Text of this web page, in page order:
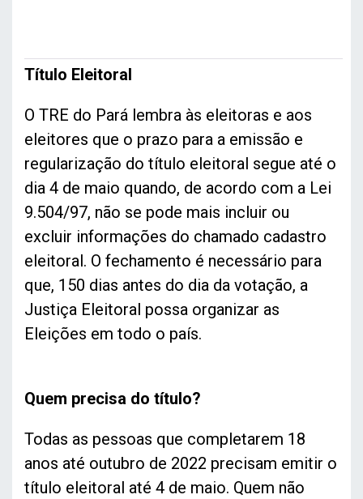
Título Eleitoral
O TRE do Pará lembra às eleitoras e aos
eleitores que o prazo para a emissão e
regularização do título eleitoral segue até o
dia 4 de maio quando, de acordo com a Lei
9.504/97, não se pode mais incluir ou
excluir informações do chamado cadastro
eleitoral. O fechamento é necessário para
que, 150 dias antes do dia da votação, a
Justiça Eleitoral possa organizar as
Eleições em todo o país.
Quem precisa do título?
Todas as pessoas que completarem 18
anos até outubro de 2022 precisam emitir o
título eleitoral até 4 de maio. Quem não